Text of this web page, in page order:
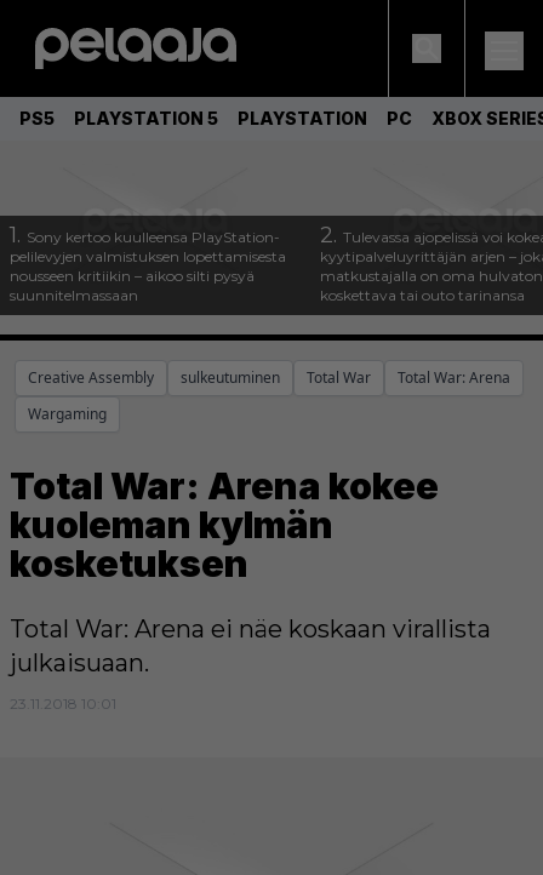
PS5 PLAYSTATION 5 PLAYSTATION PC XBOX
1. Sony kertoo kuulleensa PlayStation-
pelilevyjen valmistuksen lopettamisesta
nousseen kritiikin – aikoo silti pysyä
suunnitelmassaan
2. Tulevassa ajopelissä voi
kyytipalveluyrittäjän arjen –
matkustajalla on oma
koskettava tai outo tarinansa
Creative Assembly sulkeutuminen Total War
Total War: Arena
Wargaming
Total War: Arena kokee
kuoleman kylmän
kosketuksen
Total War: Arena ei näe koskaan virallista
julkaisuaan.
23.11.2018 10:01